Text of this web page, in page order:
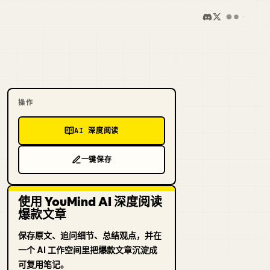
操作
AI 深度阅读
一键保存
使用 YouMind AI 深度阅读
爆款文章
保存原文、追问细节、总结观点，并在
一个 AI 工作空间里把爆款文章沉淀成
可复用笔记。